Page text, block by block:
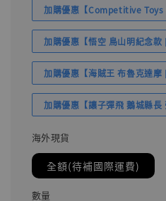
加購優惠【Competitive Toys
加購優惠【悟空 鳥山明紀念款
加購優惠【海賊王 布魯克達摩
加購優惠【讓子彈飛 鵝城縣長
海外現貨
全額(待補國際運費)
數量